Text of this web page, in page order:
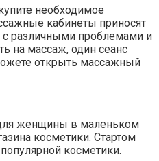
необходимое
кабинеты приносят
различными проблемами и
на массаж, один сеанс
открыть массажный
женщины в маленьком
косметики. Стартом
косметики.